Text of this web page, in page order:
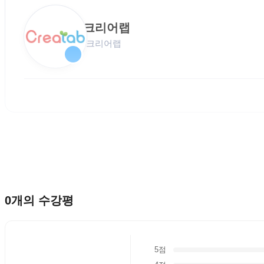
크리어랩
크리어랩
0개의 수강평
5점